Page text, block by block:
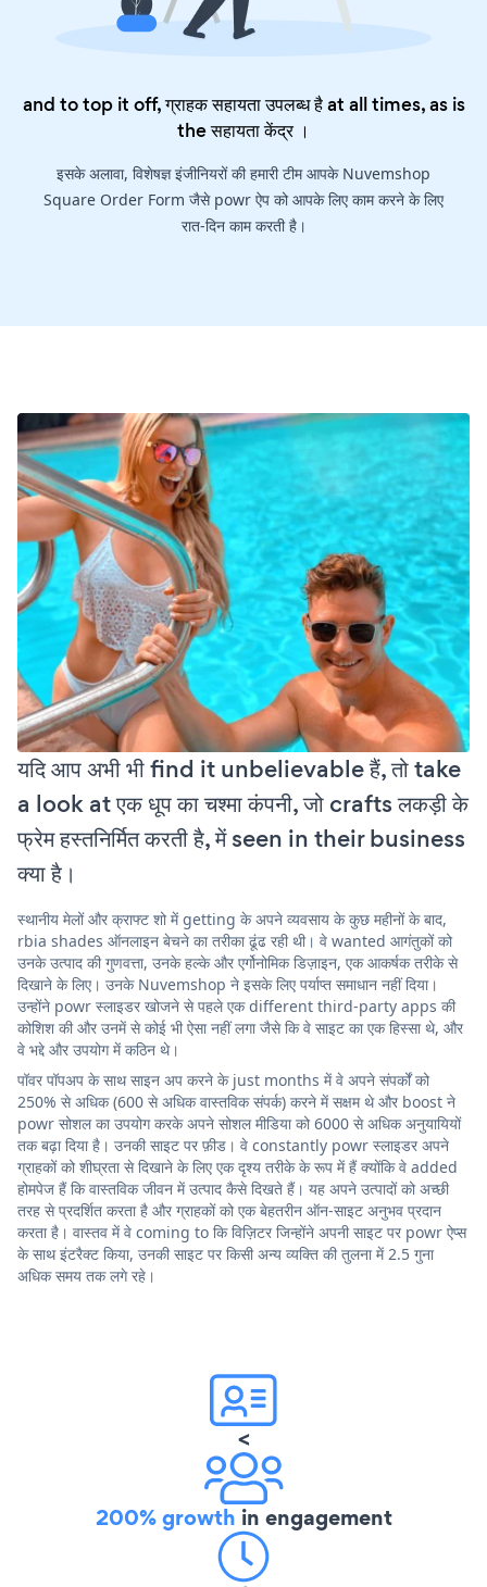
and to top it off, ग्राहक सहायता उपलब्ध है at all times, as is
theसहायता केंद्र।
इसके अलावा, विशेषज्ञ इंजीनियरों की हमारी टीम आपके Nuvemshop
Square Order Form जैसे powr ऐप को आपके लिए काम करने के लिए
रात-दिन काम करती है।
यदि आप अभी भी find it unbelievable हैं, तो take
a look at एक धूप का चश्मा कंपनी, जो crafts लकड़ी के
फ्रेम हस्तनिर्मित करती है, में seen in their business
क्या है।
स्थानीय मेलों और क्राफ्ट शो में getting के अपने व्यवसाय के कुछ महीनों के बाद,
rbia shades ऑनलाइन बेचने का तरीका ढूंढ रही थी। वे wanted आगंतुकों को
उनके उत्पाद की गुणवत्ता, उनके हल्के और एर्गोनोमिक डिज़ाइन, एक आकर्षक तरीके से
दिखाने के लिए। उनके Nuvemshop ने इसके लिए पर्याप्त समाधान नहीं दिया।
उन्होंने powr स्लाइडर खोजने से पहले एक different third-party apps की
कोशिश की और उनमें से कोई भी ऐसा नहीं लगा जैसे कि वे साइट का एक हिस्सा थे, और
वे भद्दे और उपयोग में कठिन थे।
पॉवर पॉपअप के साथ साइन अप करने के just months में वे अपने संपर्कों को
250% से अधिक (600 से अधिक वास्तविक संपर्क) करने में सक्षम थे और boost ने
powr सोशल का उपयोग करके अपने सोशल मीडिया को 6000 से अधिक अनुयायियों
तक बढ़ा दिया है। उनकी साइट पर फ़ीड। वे constantly powr स्लाइडर अपने
ग्राहकों को शीघ्रता से दिखाने के लिए एक दृश्य तरीके के रूप में हैं क्योंकि वे added
होमपेज हैं कि वास्तविक जीवन में उत्पाद कैसे दिखते हैं। यह अपने उत्पादों को अच्छी
तरह से प्रदर्शित करता है और ग्राहकों को एक बेहतरीन ऑन-साइट अनुभव प्रदान
करता है। वास्तव में वे coming to कि विज़िटर जिन्होंने अपनी साइट पर powr ऐप्स
के साथ इंटरैक्ट किया, उनकी साइट पर किसी अन्य व्यक्ति की तुलना में 2.5 गुना
अधिक समय तक लगे रहे।
<
200% growth in engagement